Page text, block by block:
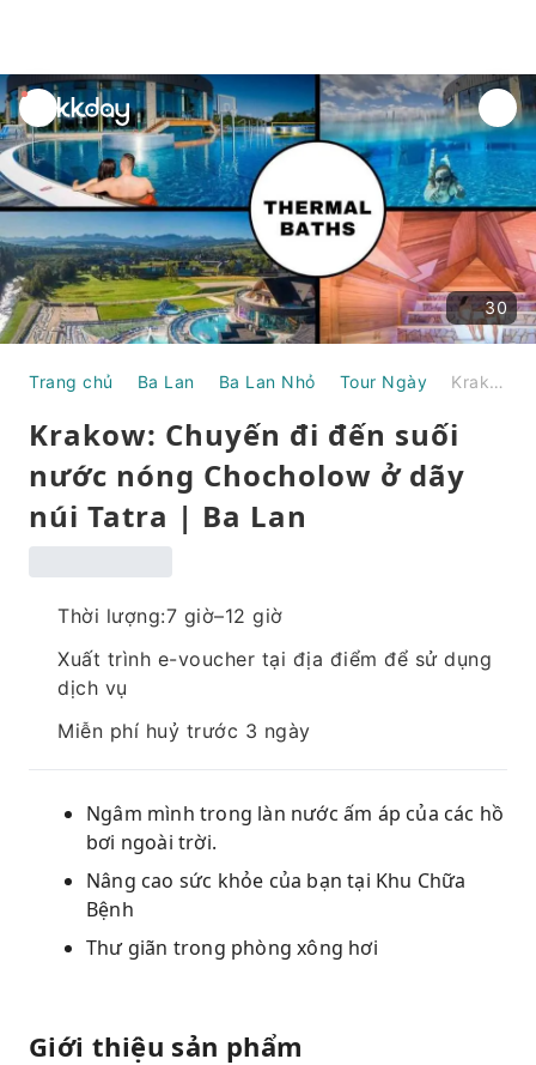
unread
notifications
30
Trang chủ Ba Lan Ba Lan Nhỏ Tour Ngày Krakow: Chuyến đi đến suối nước nóng Chocholow ở dãy núi Tatra | Ba Lan
Krakow: Chuyến đi đến suối
nước nóng Chocholow ở dãy
núi Tatra | Ba Lan
Thời lượng:7 giờ–12 giờ
Xuất trình e-voucher tại địa điểm để sử dụng
dịch vụ
Miễn phí huỷ trước 3 ngày
Ngâm mình trong làn nước ấm áp của các hồ
bơi ngoài trời.
Nâng cao sức khỏe của bạn tại Khu Chữa
Bệnh
Thư giãn trong phòng xông hơi
Giới thiệu sản phẩm